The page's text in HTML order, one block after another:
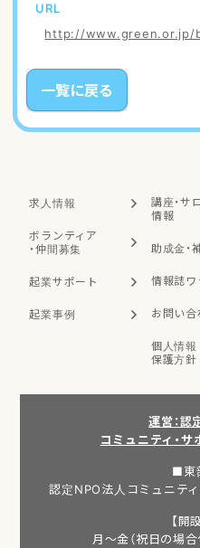
URL
http://www.green.or.jp/
一覧に戻る
求人情報
ボランティア
・仲間募集
起業サポート
起業事例
講座・サ
情報
助成金・
情報誌ワ
お問い
個人情報
保護方針
運営：認
コミュニティ・
■東
認定NPO法人コミュニテ
【開
月～金（祝日の場合